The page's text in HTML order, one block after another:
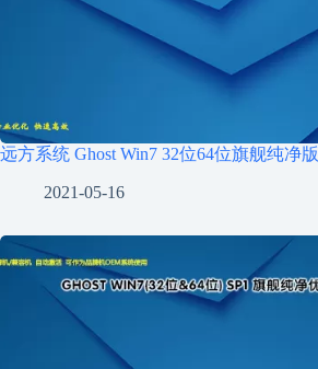
远方系统 Ghost Win7 32位64位旗舰纯净
2021-05-16